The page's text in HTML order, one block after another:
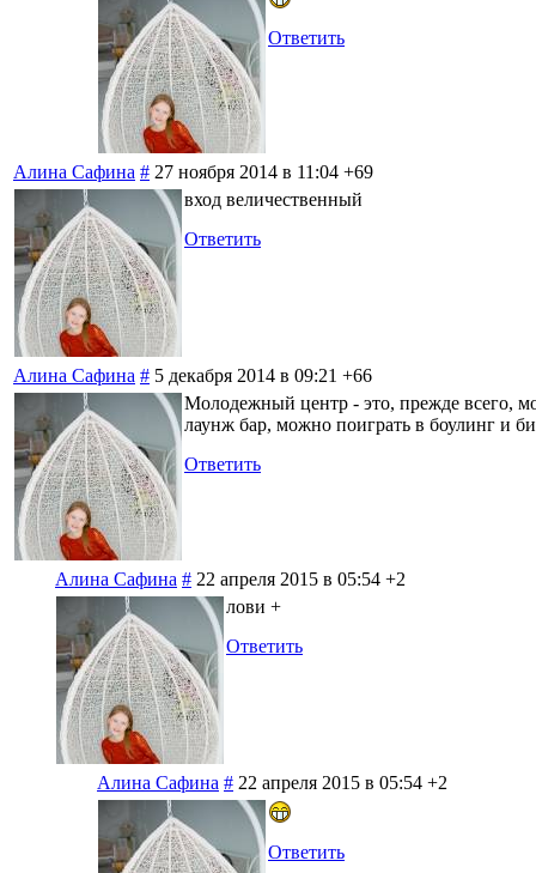
Ответить
Алина Сафина # 27 ноября 2014 в 11:04 +69
вход величественный
Ответить
Алина Сафина # 5 декабря 2014 в 09:21 +66
Молодежный центр - это, прежде всего,
лаунж бар, можно поиграть в боулинг и
Ответить
Алина Сафина # 22 апреля 2015 в 05:54 +2
лови +
Ответить
Алина Сафина # 22 апреля 2015 в 05:54 +2
Ответить